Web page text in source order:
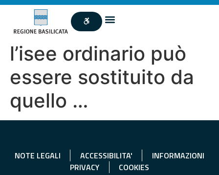
l’isee ordinario può
essere sostituito da
quello …
NOTE LEGALI ACCESSIBILITA'
INFORMAZIONI
PRIVACY
COOKIES